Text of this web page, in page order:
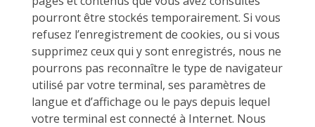
pourront être stockés temporairement. Si vous
refusez l’enregistrement de cookies, ou si vous
supprimez ceux qui y sont enregistrés, nous ne
pourrons pas reconnaître le type de navigateur
utilisé par votre terminal, ses paramètres de
langue et d’affichage ou le pays depuis lequel
votre terminal est connecté à Internet. Nous